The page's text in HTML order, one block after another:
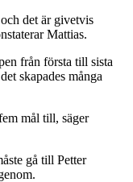
det är givetvis
Mattias.
från första till sista
skapades många
mål till, säger
gå till Petter